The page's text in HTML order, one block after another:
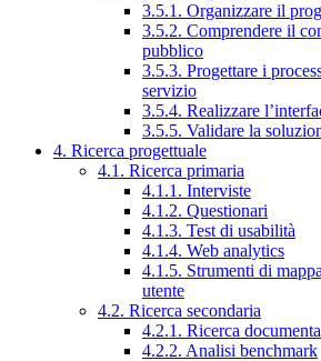
3.5.1. Organizzare il
3.5.2. Comprendere il
pubblico
3.5.3. Progettare i
servizio
3.5.4. Realizzare
3.5.5. Validare la
4. Ricerca progettuale
4.1. Ricerca primaria
4.1.1. Interviste
4.1.2. Questionari
4.1.3. Test di usabilità
4.1.4. Web analytics
4.1.5. Strumenti di
utente
4.2. Ricerca secondaria
4.2.1. Ricerca
4.2.2. Analisi benchmark